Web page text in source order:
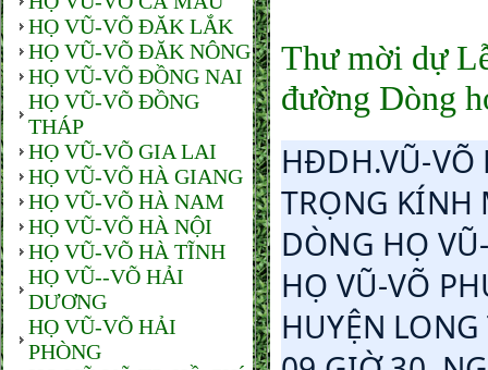
HỌ VŨ-VÕ ĐĂK LẮK
HỌ VŨ-VÕ ĐĂK NÔNG
HỌ VŨ-VÕ ĐỒNG NAI
HỌ VŨ-VÕ ĐỒNG
THÁP
HỌ VŨ-VÕ GIA LAI
HỌ VŨ-VÕ HÀ GIANG
HỌ VŨ-VÕ HÀ NAM
HỌ VŨ-VÕ HÀ NỘI
HỌ VŨ-VÕ HÀ TĨNH
HỌ VŨ--VÕ HẢI
DƯƠNG
HỌ VŨ-VÕ HẢI
PHÒNG
Thư mời dự
đường Dòng
HĐDH.VŨ-VÕ
TRỌNG KÍNH
DÒNG HỌ
HỌ VŨ-VÕ
HUYỆN